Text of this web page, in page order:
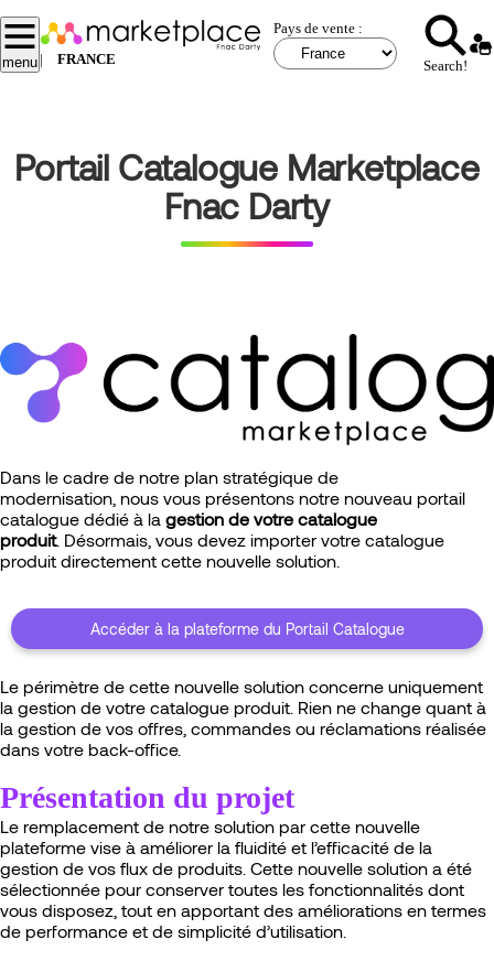
Aller
au
contenu
principal
menu | FRANCE
Pays de vente :
Search!
Portail Catalogue Marketplace
Fnac Darty
Dans le cadre de notre plan stratégique de
modernisation, nous vous présentons notre nouveau portail
catalogue dédié à la gestion de votre catalogue
produit. Désormais, vous devez importer votre catalogue
produit directement cette nouvelle solution.
Accéder à la plateforme du Portail Catalogue
Le périmètre de cette nouvelle solution concerne uniquement
la gestion de votre catalogue produit. Rien ne change quant à
la gestion de vos offres, commandes ou réclamations réalisée
dans votre back-office.
Présentation du projet
Le remplacement de notre solution par cette nouvelle
plateforme vise à améliorer la fluidité et l’efficacité de la
gestion de vos flux de produits. Cette nouvelle solution a été
sélectionnée pour conserver toutes les fonctionnalités dont
vous disposez, tout en apportant des améliorations en termes
de performance et de simplicité d’utilisation.